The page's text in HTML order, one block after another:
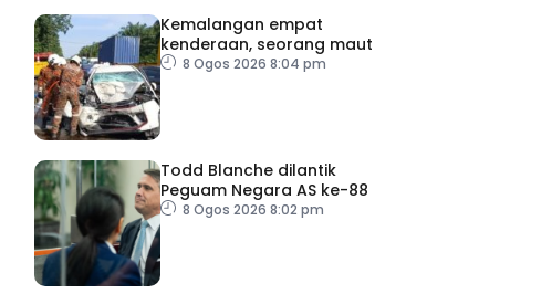
Kemalangan empat
kenderaan, seorang maut
8 Ogos 2026 8:04 pm
Todd Blanche dilantik
Peguam Negara AS ke-88
8 Ogos 2026 8:02 pm